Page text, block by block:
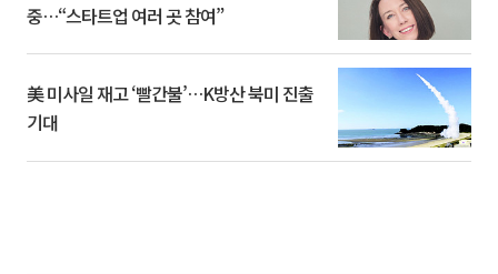
중…“스타트업 여러 곳 참여”
美 미사일 재고 ‘빨간불’…K방산 북미 진출
기대